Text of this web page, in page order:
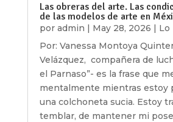
Las obreras del arte. Las
de las modelos de arte en
por admin May 28, 2026
Lo
Por: Vanessa Montoya
Velázquez, compañera de
el Parnaso”- es la frase que
mentalmente mientras estoy
una colchoneta sucia. Estoy
temblar, de mantener mi